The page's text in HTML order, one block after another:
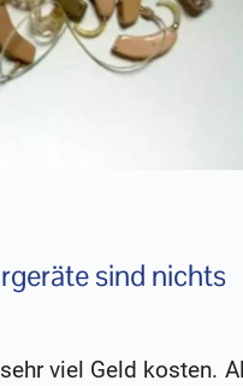
sind nichts
viel Geld kosten.